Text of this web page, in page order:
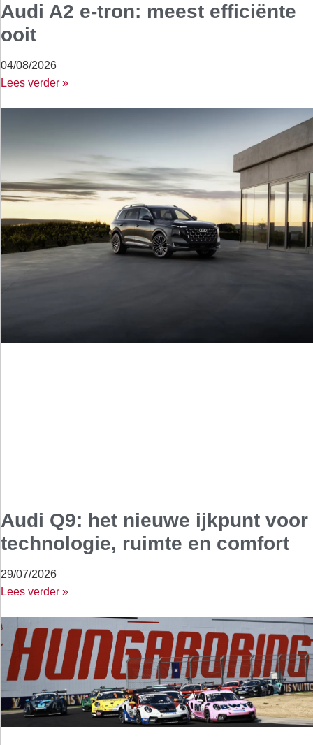
Audi A2 e-tron: meest efficiënte
ooit
04/08/2026
Lees verder »
Audi Q9: het nieuwe ijkpunt voor
technologie, ruimte en comfort
29/07/2026
Lees verder »